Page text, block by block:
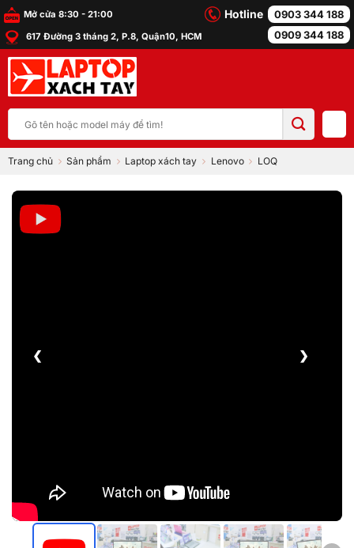
Bỏ
qua
nội
dung
Mở cửa 8:30 - 21:00
617 Đường 3 tháng 2, P.8, Quận10, HCM
Hotline
0903 344 188
0909 344 188
kiếm:
Trang chủ Sản phẩm Laptop xách tay Lenovo LOQ
❮ ❯